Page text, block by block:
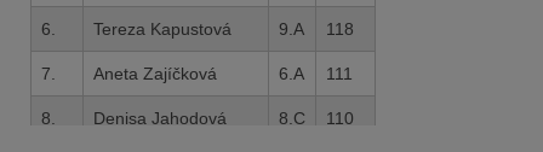
6. Tereza Kapustová 9.A 118
7. Aneta Zajíčková 6.A 111
8. Denisa Jahodová 8.C 110